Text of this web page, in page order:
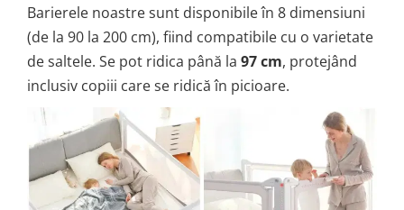
Barierele noastre sunt disponibile în 8 dimensiuni
(de la 90 la 200 cm), fiind compatibile cu o varietate
de saltele. Se pot ridica până la 97 cm, protejând
inclusiv copiii care se ridică în picioare.